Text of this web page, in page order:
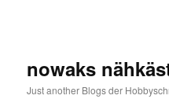
nowaks
Just another Blogs der